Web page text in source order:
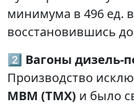
минимума в 496 ед. в
восстановившись до
2️⃣ Вагоны дизель-
Производство
МВМ (ТМХ) и было